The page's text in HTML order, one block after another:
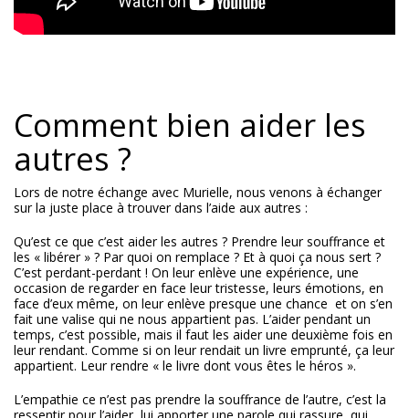
Comment bien aider les
autres ?
Lors de notre échange avec Murielle, nous venons à échanger
sur la juste place à trouver dans l’aide aux autres :
Qu’est ce que c’est aider les autres ? Prendre leur souffrance et
les « libérer » ? Par quoi on remplace ? Et à quoi ça nous sert ?
C’est perdant-perdant ! On leur enlève une expérience, une
occasion de regarder en face leur tristesse, leurs émotions, en
face d’eux même, on leur enlève presque une chance et on s’en
fait une valise qui ne nous appartient pas. L’aider pendant un
temps, c’est possible, mais il faut les aider une deuxième fois en
leur rendant. Comme si on leur rendait un livre emprunté, ça leur
appartient. Leur rendre « le livre dont vous êtes le héros ».
L’empathie ce n’est pas prendre la souffrance de l’autre, c’est la